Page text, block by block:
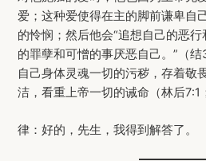
爱；这种爱使得在主的脚前谦卑自
的怜悯；然后他会“追想自己的恶
的罪孽和可憎的事厌恶自己。”（
自己身体灵魂一切的污秽，存着敬
洁，看重上帝一切的诫命（林后7:1
律：好的，先生，我得到解答了。